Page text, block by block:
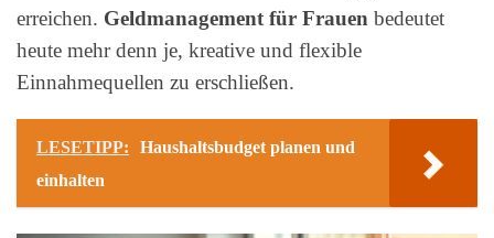
erreichen. Geldmanagement für Frauen bedeutet
heute mehr denn je, kreative und flexible
Einnahmequellen zu erschließen.
LESETIPP:
Haushaltsbudget planen und
einhalten